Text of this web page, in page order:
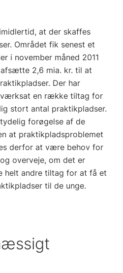
at der skaffes
Området fik senest et
i november måned 2011
2,6 mia. kr. til at
Der har
en række tiltag for
stort antal praktikpladser.
forøgelse af de
at praktikpladsproblemet
derfor at være behov for
overveje, om det er
helt andre tiltag for at få et
til de unge.